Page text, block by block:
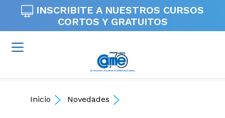
INSCRIBITE A NUESTROS CURSOS
CORTOS Y GRATUITOS
Inicio Novedades